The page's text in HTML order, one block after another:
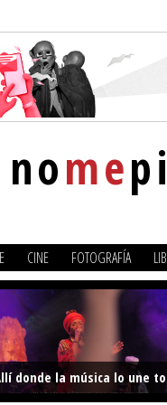
nome
CINE FOTOGRAFÍA
donde la música lo une